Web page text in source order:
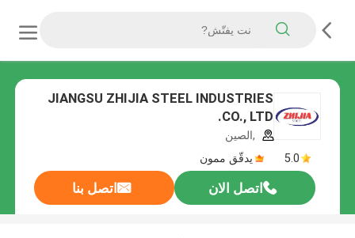
JIANGSU ZHIJIA STEEL INDUSTRIES
CO., LTD.
,الصين
5.0
يدقّق ممون
اتصل الان اتصل بنا